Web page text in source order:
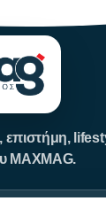
MAXMAG.